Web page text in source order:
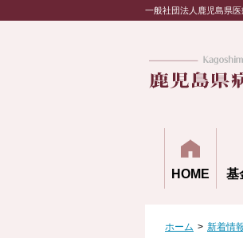
一般社団法人鹿児島県
HOME 基
ホーム > 新着情